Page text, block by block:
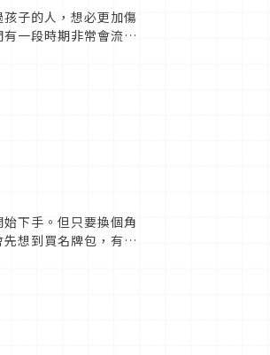
子的人，想必更加傷
一段時期非常會流口
下手。但只要換個角
想到買名牌包，有的